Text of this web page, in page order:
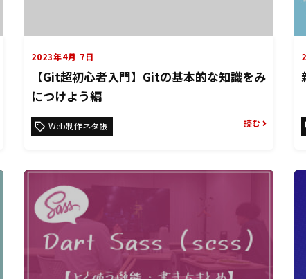
2023年4月 7日
【Git超初心者入門】Gitの基本的な知識をみ
につけよう編
Web制作ネタ帳 読む